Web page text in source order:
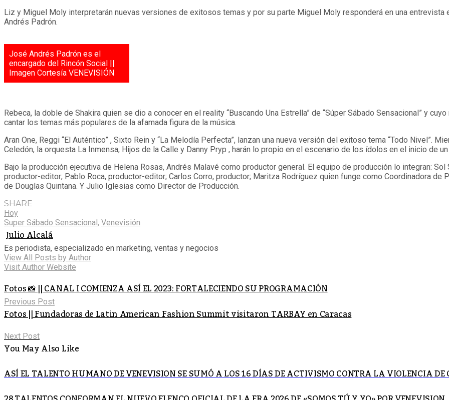
Liz y Miguel Moly interpretarán nuevas versiones de exitosos temas y por su parte Miguel Moly responderá en una
Andrés Padrón.
José Andrés Padrón es el
encargado del Rincón Social ||
Imagen Cortesía VENEVISIÓN
Rebeca, la doble de Shakira quien se dio a conocer en el reality “Buscando Una Estrella” de “Súper Sábado Sensacional” y
cantar los temas más populares de la afamada figura de la música.
Aran One, Reggi “El Auténtico” , Sixto Rein y “La Melodía Perfecta”, lanzan una nueva versión del exitoso tema “Todo Nivel”.
Celedón, la orquesta La Inmensa, Hijos de la Calle y Danny Pryp , harán lo propio en el escenario de los ídolos en el inicio de
Bajo la producción ejecutiva de Helena Rosas, Andrés Malavé como productor general. El equipo de producción lo integran:
productor-editor; Pablo Roca, productor-editor; Carlos Corro, productor; Maritza Rodríguez quien funge como Coordinadora de
de Douglas Quintana. Y Julio Iglesias como Director de Producción.
SHARE
Hoy
Super Sábado Sensacional, Venevisión
Julio Alcalá
Es periodista, especializado en marketing, ventas y negocios
View All Posts by Author
Visit Author Website
Fotos 📸 || CANAL I COMIENZA ASÍ EL 2023: FORTALECIENDO SU PROGRAMACIÓN
Previous Post
Fotos || Fundadoras de Latin American Fashion Summit visitaron TARBAY en Caracas
Next Post
You May Also Like
ASÍ EL TALENTO HUMANO DE VENEVISION SE SUMÓ A LOS 16 DÍAS DE ACTIVISMO CONTRA LA VIOLENCIA DE